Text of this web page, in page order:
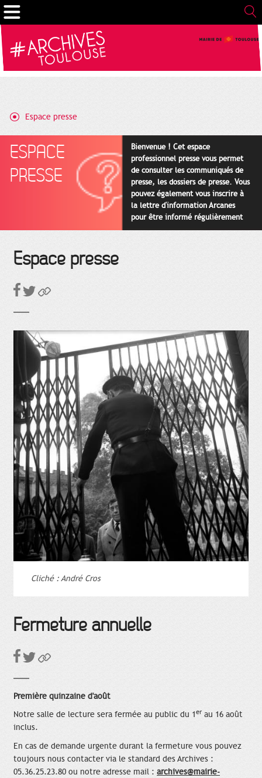
Espace presse
ESPACE
PRESSE
Bienvenue ! Cet espace
professionnel presse vous permet
de consulter les communiqués de
presse, les dossiers de presse. Vous
pouvez également vous inscrire à
la lettre d'information Arcanes
pour être informé régulièrement
des actualités des Archives
Espace presse
Cliché : André Cros
Fermeture annuelle
Première quinzaine d'août
Notre salle de lecture sera fermée au public du 1er au 16 août
inclus.
En cas de demande urgente durant la fermeture vous pouvez
toujours nous contacter via le standard des Archives :
05.36.25.23.80 ou notre adresse mail : archives@mairie-
Gestion de vos préférences sur les cookies